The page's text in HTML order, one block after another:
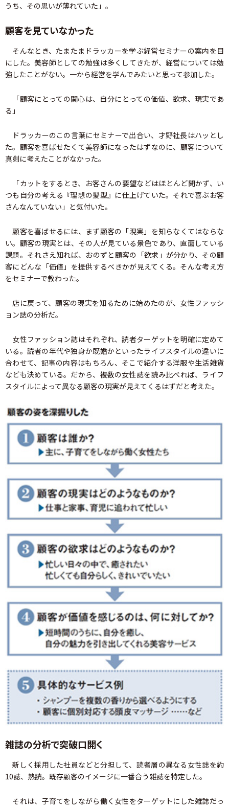
うち、その思いが薄れていた」。
顧客を見ていなかった
そんなとき、たまたまドラッカーを学ぶ経営セミナーの案内を目
にした。美容師としての勉強は多くしてきたが、経営については勉
強したことがない。一から経営を学んでみたいと思って参加した。
「顧客にとっての関心は、自分にとっての価値、欲求、現実であ
る」
ドラッカーのこの言葉にセミナーで出合い、才野社長はハッとし
た。顧客を喜ばせたくて美容師になったはずなのに、顧客について
真剣に考えたことがなかった。
「カットをするとき、お客さんの要望などはほとんど聞かず、い
つも自分の考える『理想の髪型』に仕上げていた。それで喜ぶお客
さんなんていない」と気付いた。
顧客を喜ばせるには、まず顧客の「現実」を知らなくてはならな
い。顧客の現実とは、その人が見ている景色であり、直面している
課題。それさえ知れば、おのずと顧客の「欲求」が分かり、その顧
客にどんな「価値」を提供するべきかが見えてくる。そんな考え方
をセミナーで教わった。
店に戻って、顧客の現実を知るために始めたのが、女性ファッシ
ョン誌の分析だ。
女性ファッション誌はそれぞれ、読者ターゲットを明確に定めて
いる。読者の年代や独身か既婚かといったライフスタイルの違いに
合わせて、記事の内容はもちろん、そこで紹介する洋服や生活雑貨
なども決めている。だから、複数の女性誌を読み比べれば、ライフ
スタイルによって異なる顧客の現実が見えてくるはずだと考えた。
雑誌の分析で突破口開く
新しく採用した社員などと分担して、読者層の異なる女性誌を約
10誌、熟読。既存顧客のイメージに一番合う雑誌を特定した。
それは、子育てをしながら働く女性をターゲットにした雑誌だっ